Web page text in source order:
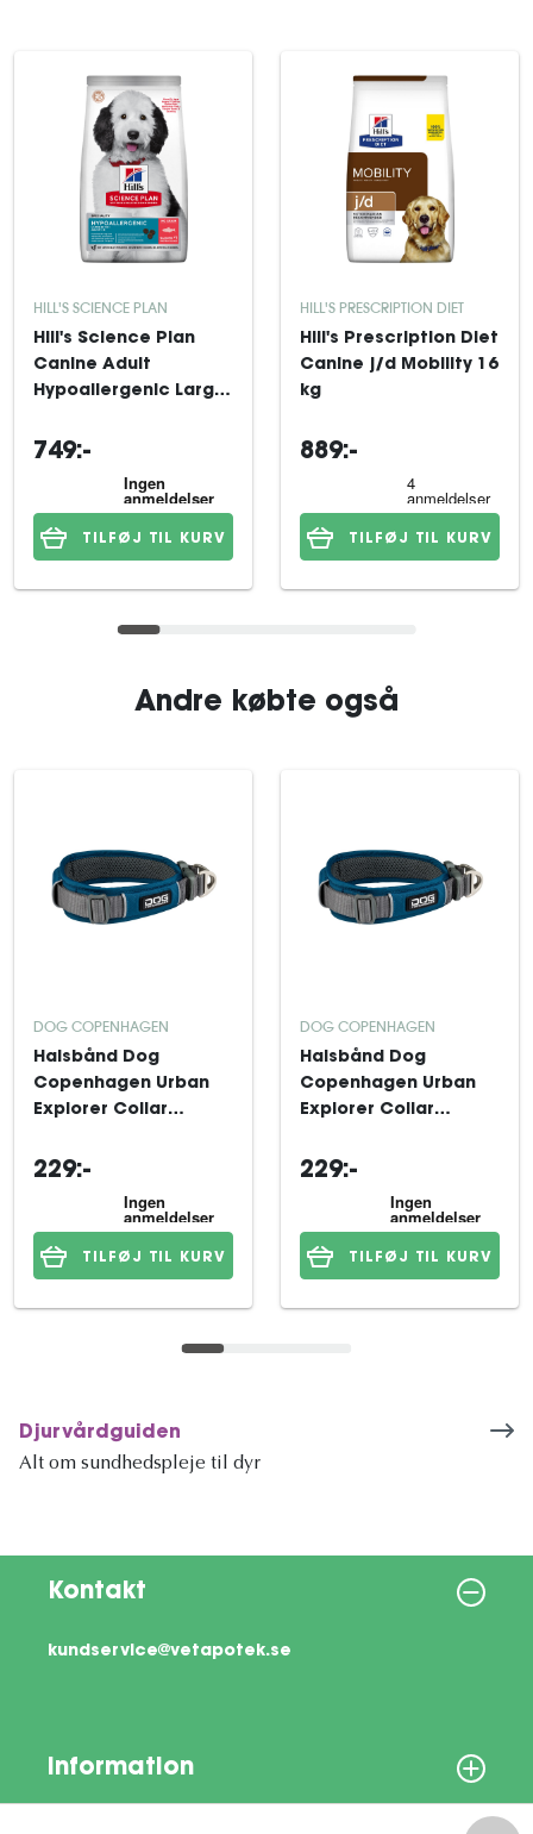
HILL'S SCIENCE PLAN
Hill's Science Plan
Canine Adult
Hypoallergenic Large
749:-
TILFØJ TIL KURV
HILL'S PRESCRIPTION DIET
Hill's Prescription Diet
Canine j/d Mobility 16
kg
889:-
TILFØJ TIL KURV
Andre købte også
DOG COPENHAGEN
Halsbånd Dog
Copenhagen Urban
Explorer Collar
229:-
TILFØJ TIL KURV
DOG COPENHAGEN
Halsbånd Dog
Copenhagen Urban
Explorer Collar
229:-
TILFØJ TIL KURV
Djurvårdguiden
Alt om sundhedspleje til dyr
Kontakt
kundservice@vetapotek.se
Information